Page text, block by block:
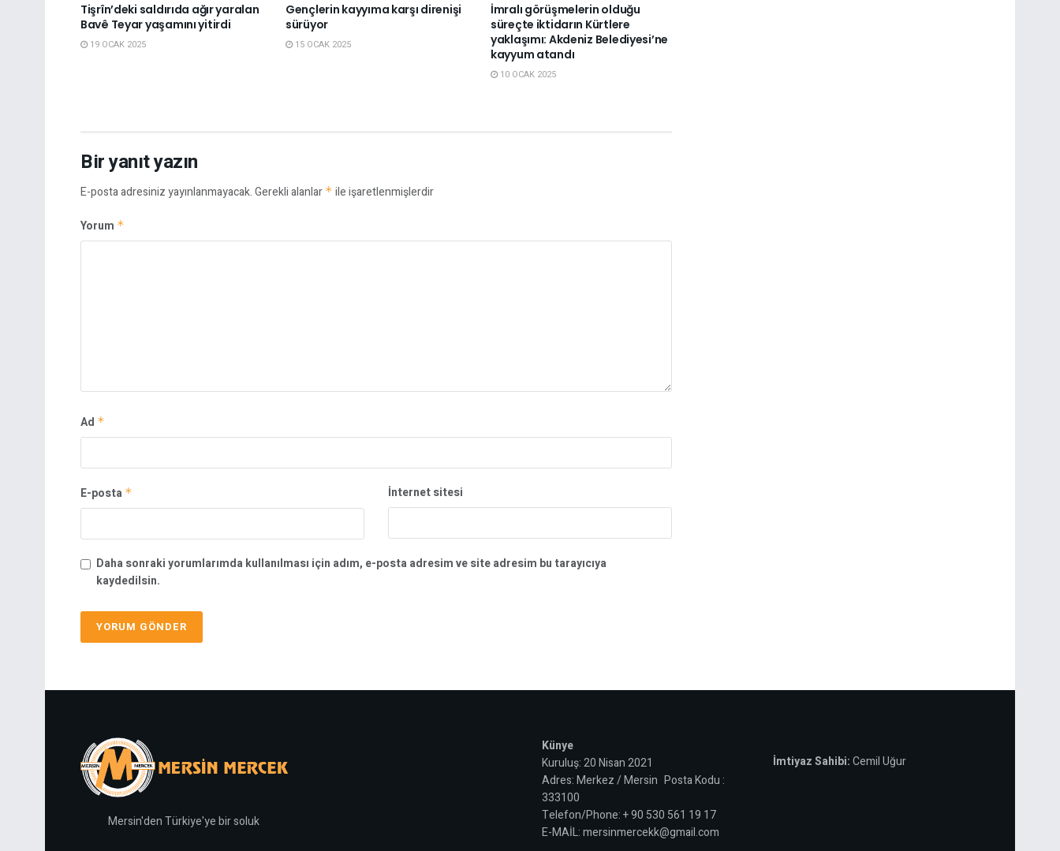
Tişrîn’deki saldırıda ağır yaralan
Bavê Teyar yaşamını yitirdi
19 OCAK 2025
Gençlerin kayyıma karşı direnişi
sürüyor
15 OCAK 2025
İmralı görüşmelerin olduğu
süreçte iktidarın Kürtlere
yaklaşımı: Akdeniz Belediyesi’ne
kayyum atandı
10 OCAK 2025
Bir yanıt yazın
E-posta adresiniz yayınlanmayacak.Gerekli alanlar * ile işaretlenmişlerdir
Yorum *
Ad *
E-posta * İnternet sitesi
Daha sonraki yorumlarımda kullanılması için adım, e-posta adresim ve site adresim bu tarayıcıya
kaydedilsin.
Mersin'den Türkiye'ye bir soluk
Künye
Kuruluş: 20 Nisan 2021
Adres: Merkez / Mersin Posta Kodu :
333100
Telefon/Phone: + 90 530 561 19 17
E-MAİL: mersinmercekk@gmail.com
İmtiyaz Sahibi:Cemil Uğur